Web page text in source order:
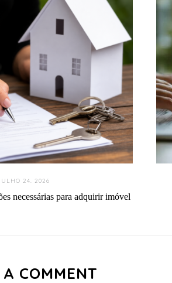
JULHO 24. 2026
necessárias para adquirir imóvel
COMMENT